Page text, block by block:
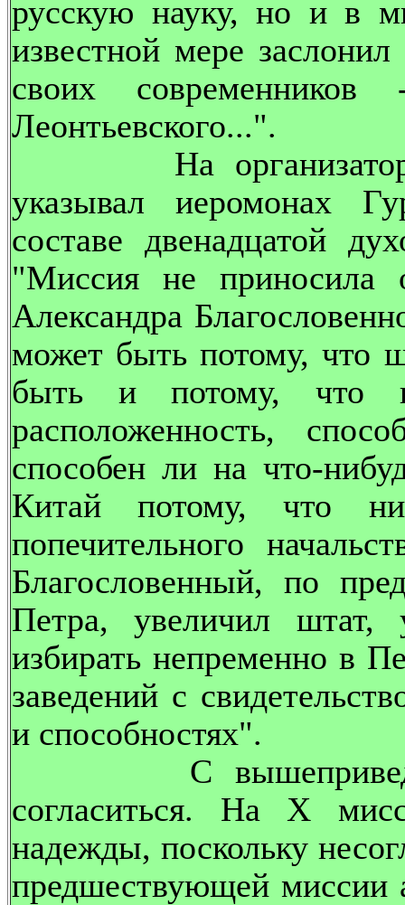
русскую науку, но и в
известной мере
своих
Леонтьевского...".
На
указывал иеромонах
составе двенадцатой
"Миссия не приносила
Александра
может быть потому, что
быть и потому, что
расположенность,
способен ли на что-
Китай потому, что
попечительного
Благословенный, по
Петра, увеличил штат,
избирать непременно в
заведений с
и способностях".
С
согласиться. На X
надежды, поскольку
предшествующей миссии